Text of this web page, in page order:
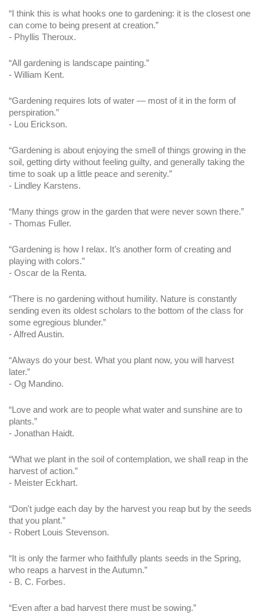
“I think this is what hooks one to gardening: it is the closest one
can come to being present at creation.”
- Phyllis Theroux.
“All gardening is landscape painting.”
- William Kent.
“Gardening requires lots of water — most of it in the form of
perspiration.”
- Lou Erickson.
“Gardening is about enjoying the smell of things growing in the
soil, getting dirty without feeling guilty, and generally taking the
time to soak up a little peace and serenity.”
- Lindley Karstens.
“Many things grow in the garden that were never sown there.”
- Thomas Fuller.
“Gardening is how I relax. It’s another form of creating and
playing with colors.”
- Oscar de la Renta.
“There is no gardening without humility. Nature is constantly
sending even its oldest scholars to the bottom of the class for
some egregious blunder.”
- Alfred Austin.
“Always do your best. What you plant now, you will harvest
later.”
- Og Mandino.
“Love and work are to people what water and sunshine are to
plants.”
- Jonathan Haidt.
“What we plant in the soil of contemplation, we shall reap in the
harvest of action.”
- Meister Eckhart.
“Don't judge each day by the harvest you reap but by the seeds
that you plant.”
- Robert Louis Stevenson.
“It is only the farmer who faithfully plants seeds in the Spring,
who reaps a harvest in the Autumn.”
- B. C. Forbes.
“Even after a bad harvest there must be sowing.”